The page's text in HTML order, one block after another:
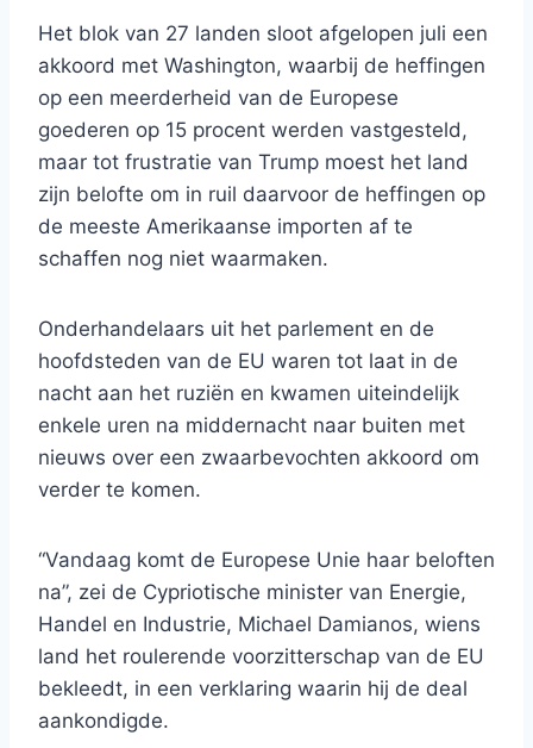
Het blok van 27 landen sloot afgelopen juli een
akkoord met Washington, waarbij de heffingen
op een meerderheid van de Europese
goederen op 15 procent werden vastgesteld,
maar tot frustratie van Trump moest het land
zijn belofte om in ruil daarvoor de heffingen op
de meeste Amerikaanse importen af ​​te
schaffen nog niet waarmaken.
Onderhandelaars uit het parlement en de
hoofdsteden van de EU waren tot laat in de
nacht aan het ruziën en kwamen uiteindelijk
enkele uren na middernacht naar buiten met
nieuws over een zwaarbevochten akkoord om
verder te komen.
“Vandaag komt de Europese Unie haar beloften
na”, zei de Cypriotische minister van Energie,
Handel en Industrie, Michael Damianos, wiens
land het roulerende voorzitterschap van de EU
bekleedt, in een verklaring waarin hij de deal
aankondigde.